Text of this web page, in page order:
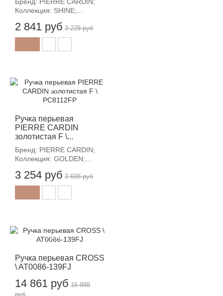
Бренд: PIERRE CARDIN;
Коллекция: SHINE;...
2 841 руб 3 228 руб
Ручка перьевая
PIERRE CARDIN
золотистая F \...
Бренд: PIERRE CARDIN;
Коллекция: GOLDEN;...
3 254 руб
-12%
3 698 руб
Ручка перьевая CROSS
\ AT0086-139FJ
14 861 руб
-12%
16 888
руб